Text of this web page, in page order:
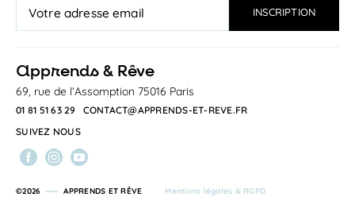
apprends & Rêve
69, rue de l’Assomption 75016 Paris
01 81 51 63 29
CONTACT@APPRENDS-ET-REVE.FR
SUIVEZ NOUS
©2026 APPRENDS ET RÊVE Mentions légales & RGPD